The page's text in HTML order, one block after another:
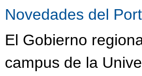
Novedades del
El Gobierno
campus de la